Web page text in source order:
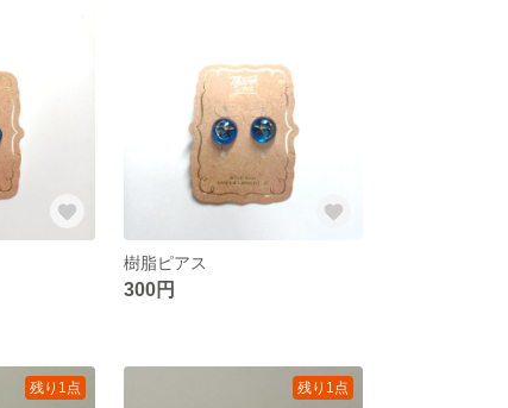
樹脂ピアス
300円
残り1点 残り1点